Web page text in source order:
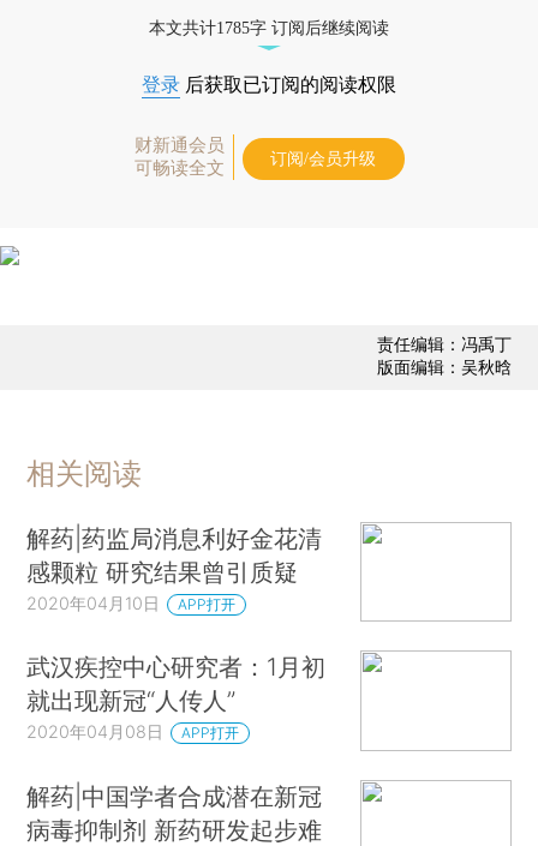
本文共计1785字 订阅后继续阅读
登录 后获取已订阅的阅读权限
财新通会员
可畅读全文
订阅/会员升级
责任编辑：冯禹丁
版面编辑：吴秋晗
相关阅读
解药|药监局消息利好金花清
感颗粒 研究结果曾引质疑
2020年04月10日 APP打开
武汉疾控中心研究者：1月初
就出现新冠“人传人”
2020年04月08日 APP打开
解药|中国学者合成潜在新冠
病毒抑制剂 新药研发起步难